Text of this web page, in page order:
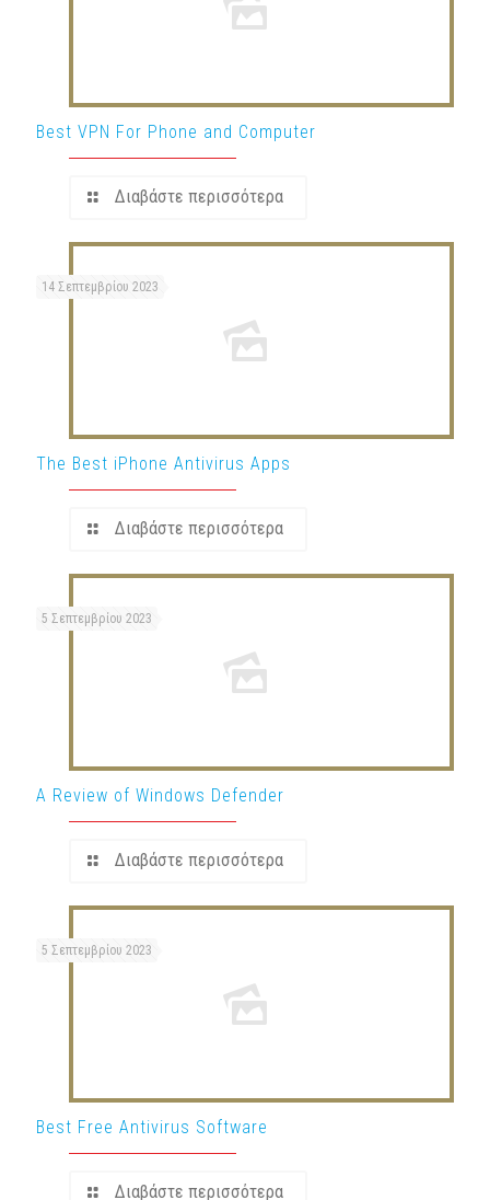
Best VPN For Phone and Computer
Διαβάστε περισσότερα
14 Σεπτεμβρίου 2023
The Best iPhone Antivirus Apps
Διαβάστε περισσότερα
5 Σεπτεμβρίου 2023
A Review of Windows Defender
Διαβάστε περισσότερα
5 Σεπτεμβρίου 2023
Best Free Antivirus Software
Διαβάστε περισσότερα